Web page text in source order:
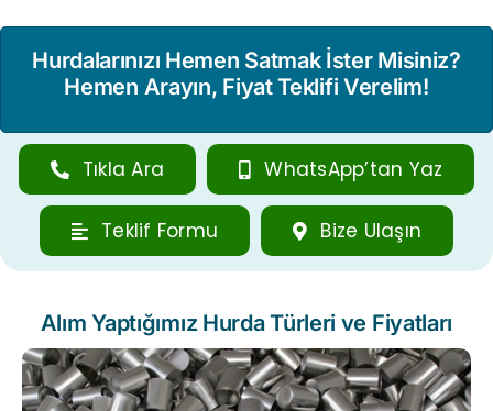
Hurdalarınızı Hemen Satmak İster Misiniz?
Hemen Arayın, Fiyat Teklifi Verelim!
Tıkla Ara WhatsApp’tan Yaz
Teklif Formu Bize Ulaşın
Alım Yaptığımız Hurda Türleri ve Fiyatları